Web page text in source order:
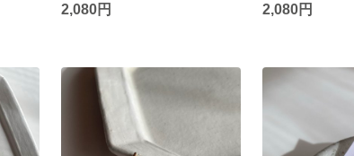
2,080円 2,080円